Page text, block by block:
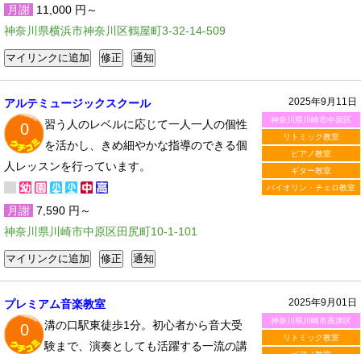
月謝 11,000 円～
神奈川県横浜市神奈川区鶴屋町3-32-14-509
2025年9月11日
神奈川県川崎市中原区
リトミック教室
ピアノ教室
ギター教室
バイオリン・チェロ教室
アルテミュージックスクール
0
習う人のレベルに応じて一人一人の個性
を活かし、きめ細やかな指導のできる個
人レッスンを行っています。
月謝 7,590 円～
神奈川県川崎市中原区田尻町10-1-101
2025年9月01日
神奈川県川崎市高津区
リトミック教室
プレミアム音楽教室
0
溝の口駅東徒歩1分。初心者から音大受
験まで、演奏としても活躍する一流の講